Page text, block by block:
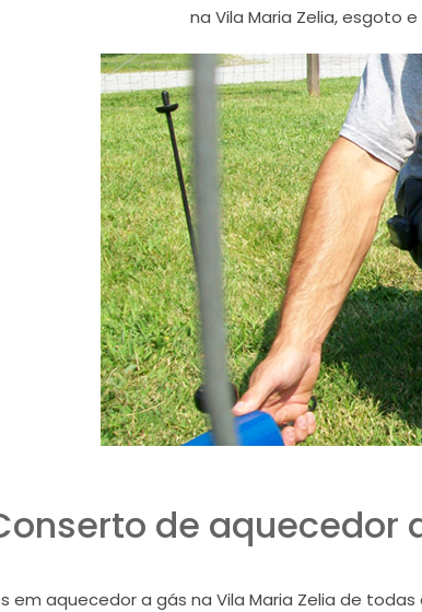
na Vila Maria Zelia, esgoto
de aquecedor
em aquecedor a gás na Vila Maria Zelia de